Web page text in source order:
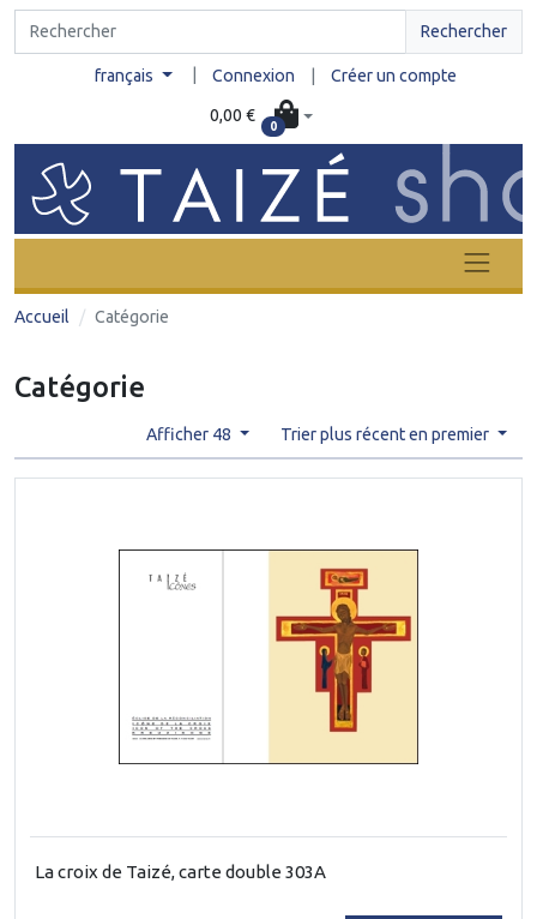
Rechercher
français Connexion Créer un compte
0,00 €
0
Accueil Catégorie
Catégorie
Afficher 48 Trier plus récent en premier
La croix de Taizé, carte double 303A